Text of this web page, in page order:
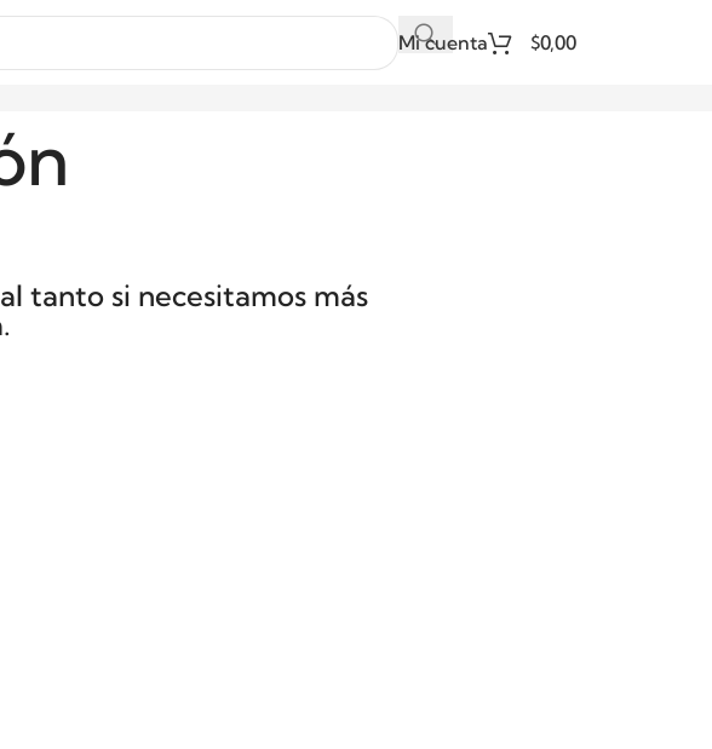
Mi cuenta $0,00
tanto si necesitamos más